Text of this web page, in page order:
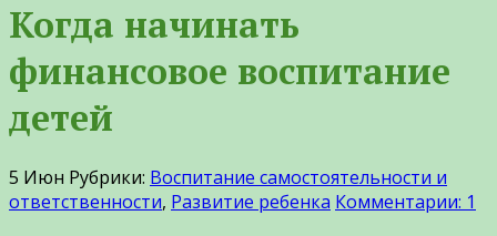
Когда начинать
финансовое воспитание
детей
5 Июн Рубрики: Воспитание самостоятельности и
ответственности, Развитие ребенка Комментарии: 1